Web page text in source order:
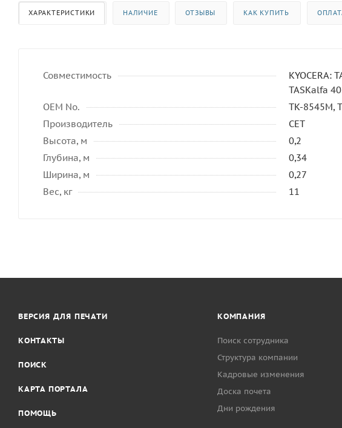
ХАРАКТЕРИСТИКИ НАЛИЧИЕ ОТЗЫВЫ КАК КУПИТЬ
Совместимость
KYOCERA:
TASKalfa
OEM No.
TK-8545M,
Производитель
CET
Высота, м
0,2
Глубина, м
0,34
Ширина, м
0,27
Вес, кг
11
ВЕРСИЯ ДЛЯ ПЕЧАТИ
КОНТАКТЫ
ПОИСК
КАРТА ПОРТАЛА
ПОМОЩЬ
КОМПАНИЯ
Поиск сотрудника
Структура компании
Кадровые изменения
Доска почета
Дни рождения